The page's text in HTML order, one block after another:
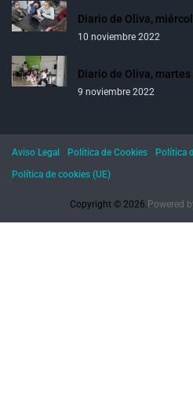
Diario de Oliva,
10 noviembre 2022
Diario de Oliva, martes
9 noviembre 2022
Copyright © 2026. Powered
Aviso Legal Política de Cookies
Política
Política de cookies (UE)